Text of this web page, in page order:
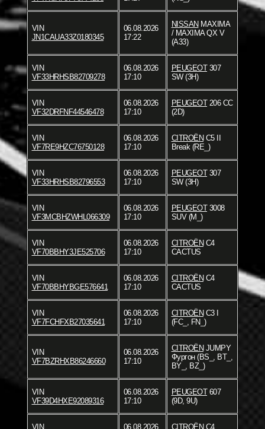
VIN
JN1CAUA33Z0180345
06.08.2026
17:22
NISSAN MAXIMA
/ MAXIMA QX V
(A33)
VIN
VF33HRHSB82709278
06.08.2026
17:10
PEUGEOT307
SW (3H)
VIN
VF32DRFNF44546478
06.08.2026
17:10
PEUGEOT206 CC
(2D)
VIN
VF7RE9HZC76750128
06.08.2026
17:10
CITROËN C5 II
Break (RE_)
VIN
VF33HRHSB82796553
06.08.2026
17:10
PEUGEOT307
SW (3H)
VIN
VF3MCBHZWHL066309
06.08.2026
17:10
PEUGEOT3008
SUV (M_)
VIN
VF70BBHY3JE525706
06.08.2026
17:10
CITROËN C4
CACTUS
VIN
VF70BBHYBGE576641
06.08.2026
17:10
CITROËN C4
CACTUS
VIN
VF7FCHFXB27035641
06.08.2026
17:10
CITROËN C3 I
(FC_, FN_)
VIN
VF7BZRHXB86246660
06.08.2026
17:10
CITROËN JUMPY
Фургон (BS_, BT_,
BY_, BZ_)
VIN
VF39D4HXE92089316
06.08.2026
17:10
PEUGEOT607
(9D, 9U)
VIN 06.08.2026 CITROËN C4